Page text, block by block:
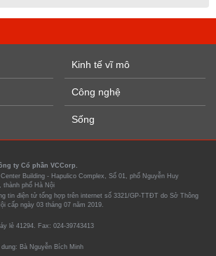
Kinh tế vĩ mô
Công nghệ
Sống
ty Cổ phần VCCorp.
Building - Hapulico Complex, Số 01, phố Nguyễn Huy
thành phố Hà Nội
tin điện tử tổng hợp trên internet số 3321/GP-TTĐT do Sở Thông
cấp ngày 03 tháng 07 năm 2019.
lẻ 41294. Fax: 024-39743413
Bà Nguyễn Bích Minh